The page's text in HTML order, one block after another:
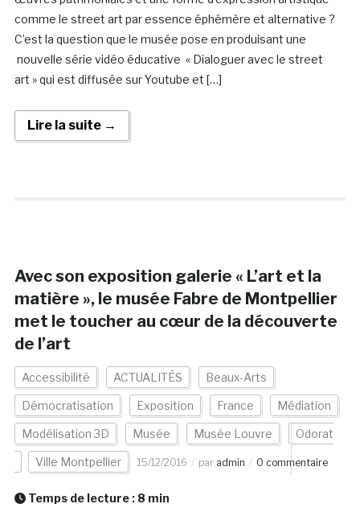
comme le street art par essence éphémère et alternative ?
C’est la question que le musée pose en produisant une
nouvelle série vidéo éducative « Dialoguer avec le street
art » qui est diffusée sur Youtube et […]
Lire la suite →
Avec son exposition galerie « L’art et la
matière », le musée Fabre de Montpellier
met le toucher au cœur de la découverte
de l’art
Accessibilité ACTUALITÉS Beaux-Arts
Démocratisation Exposition France Médiation
Modélisation 3D Musée Musée Louvre Odorat
Ville Montpellier 15/12/2016 par admin 0 commentaire
Temps de lecture : 8 min